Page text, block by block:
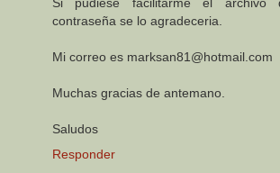
contraseña se lo agradeceria.
Mi correo es marksan81@hotmail.com
Muchas gracias de antemano.
Saludos
Responder